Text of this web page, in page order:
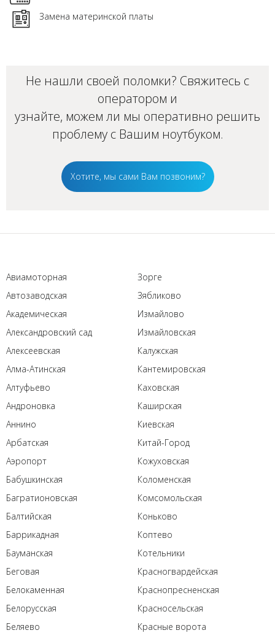
Замена материнской платы
Не нашли своей поломки? Свяжитесь с
оператором и
узнайте, можем ли мы оперативно решить
проблему с Вашим ноутбуком.
Хотите, мы сами Вам позвоним?
Авиамоторная
Автозаводская
Академическая
Александровский сад
Алексеевская
Алма-Атинская
Алтуфьево
Андроновка
Аннино
Арбатская
Аэропорт
Бабушкинская
Багратионовская
Балтийская
Баррикадная
Бауманская
Беговая
Белокаменная
Белорусская
Беляево
Зорге
Зябликово
Измайлово
Измайловская
Калужская
Кантемировская
Каховская
Каширская
Киевская
Китай-Город
Кожуховская
Коломенская
Комсомольская
Коньково
Коптево
Котельники
Красногвардейская
Краснопресненская
Красносельская
Красные ворота